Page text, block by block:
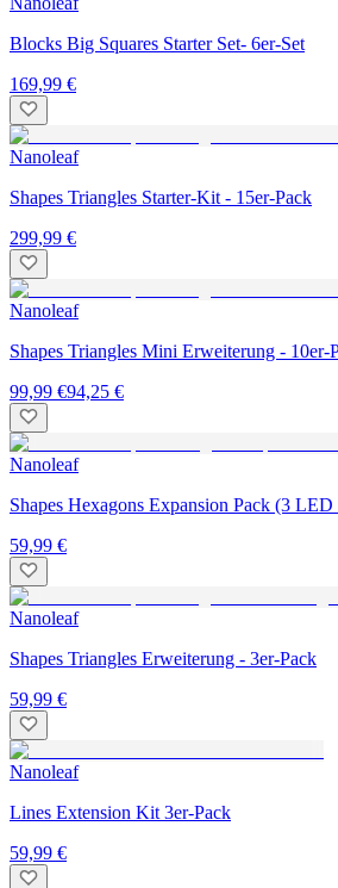
Blocks Big Squares Starter Set- 6er-Set
169,99 €
Nanoleaf
Shapes Triangles Starter-Kit - 15er-Pack
299,99 €
Nanoleaf
Shapes Triangles Mini Erweiterung - 10er-
99,99 €94,25 €
Nanoleaf
Shapes Hexagons Expansion Pack (3 LED
59,99 €
Nanoleaf
Shapes Triangles Erweiterung - 3er-Pack
59,99 €
Nanoleaf
Lines Extension Kit 3er-Pack
59,99 €